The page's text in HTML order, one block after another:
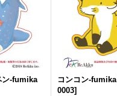
ン-fumika
コンコン-fumika
0003]